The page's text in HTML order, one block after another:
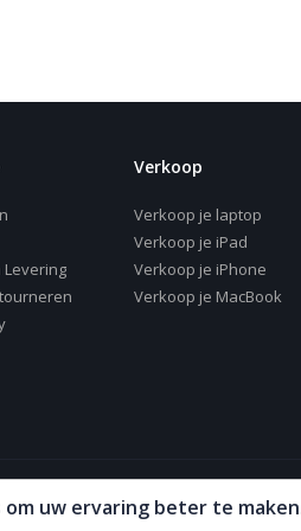
uw ervaring beter te
Levering
Verkoop
Verkoop je laptop
Verkoop je iPad
Verkoop je iPhone
Verkoop je MacBook
Systems Nijmegen - Alle rechten